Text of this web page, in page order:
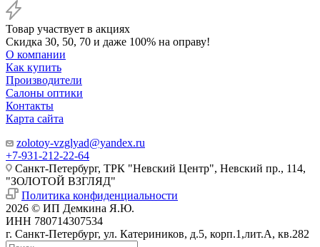
Товар участвует в акциях
Скидка 30, 50, 70 и даже 100% на оправу!
О компании
Как купить
Производители
Салоны оптики
Контакты
Карта сайта
zolotoy-vzglyad@yandex.ru
+7-931-212-22-64
Санкт-Петербург, ТРК "Невский Центр", Невский пр., 114,
"ЗОЛОТОЙ ВЗГЛЯД"
Политика конфиденциальности
2026 © ИП Демкина Я.Ю.
ИНН 780714307534
г. Санкт-Петербург, ул. Катериников, д.5, корп.1,лит.А, кв.282